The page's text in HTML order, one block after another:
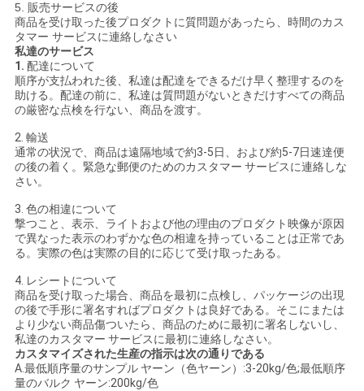
5. 販売サービスの後
商品を受け取った後プロダクトに質問題があったら、時間のカス
タマー サービスに連絡しなさい
私達のサービス
1. 配達について
順序が支払われた後、私達は配達をできるだけ早く整理するのを
助ける。配達の前に、私達は質問題がないときだけすべての商品
の厳密な点検を行ない、商品を渡す。
2. 輸送
通常の状況で、商品は遠隔地域で約3-5日、および約5-7日速達便
の後の着く。緊急な郵便のためのカスタマー サービスに連絡しな
さい。
3. 色の相違について
撃つこと、表示、ライトおよび他の理由のプロダクト映像が原因
で異なった表示のわずかな色の相違を持っていることは正常であ
る。実際の色は実際の目的に応じて受け取ったある。
4. レシートについて
商品を受け取った場合、商品を最初に点検し、パッケージの出現
の後で手形に署名すればプロダクトは良好である。そこにまたは
より少ない商品傷ついたら、商品のために最初に署名しないし、
私達のカスタマー サービスに最初に連絡しなさい。
カスタマイズされた生産の指示は次の通りである
A.最低順序量のサンプル ヤーン（色ヤーン）:3-20kg/色;最低順序
量のバルク ヤーン:200kg/色